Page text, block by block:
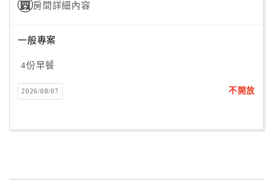
房間詳細內容
一般專案
4份早餐
2026/08/07 不開放